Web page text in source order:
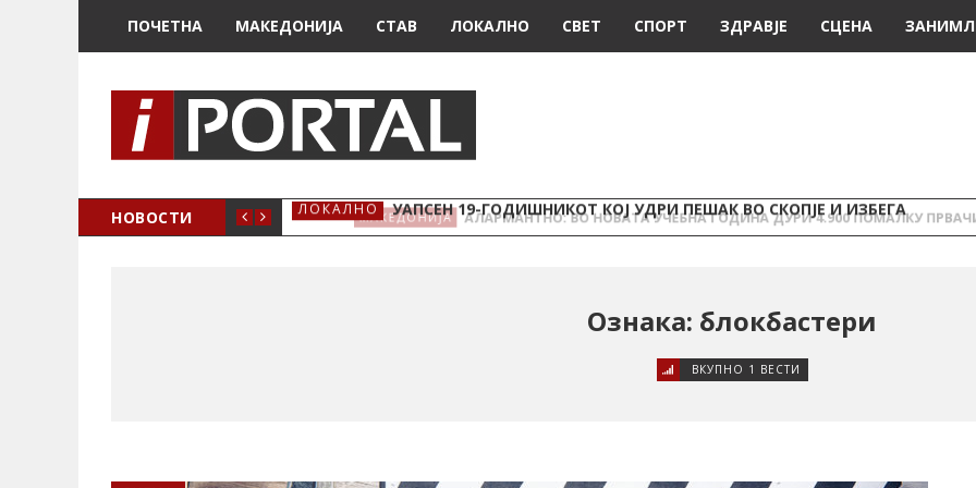
ПОЧЕТНА МАКЕДОНИЈА СТАВ ЛОКАЛНО СВЕТ СПОРТ ЗДРАВЈЕ СЦЕНА
НОВОСТИ ЛОКАЛНО УАПСЕН 19-ГОДИШНИКОТ КОЈ УДРИ ПЕШАК ВО СКОПЈЕ И ИЗБЕГА
Ознака: блокбастери
ВКУПНО 1 ВЕСТИ